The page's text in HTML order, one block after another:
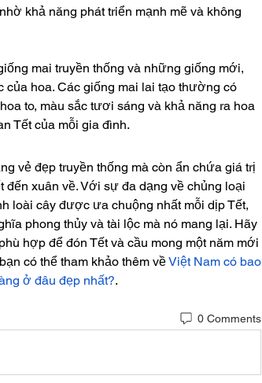
khả năng phát triển mạnh mẽ và không
mai truyền thống và những giống mới,
của hoa. Các giống mai lai tạo thường có
to, màu sắc tươi sáng và khả năng ra hoa
Tết của mỗi gia đình.
vẻ đẹp truyền thống mà còn ẩn chứa giá trị
đến xuân về. Với sự đa dạng về chủng loại
loài cây được ưa chuộng nhất mỗi dịp Tết,
phong thủy và tài lộc mà nó mang lại. Hãy
hợp để đón Tết và cầu mong một năm mới
có thể tham khảo thêm về Việt Nam có bao
ở đâu đẹp nhất?.
0 Comments